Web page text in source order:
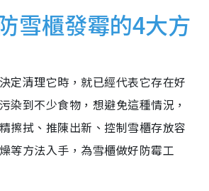
雪櫃發霉的4大方
定清理它時，就已經代表它存在好
染到不少食物，想避免這種情況，
擦拭、推陳出新、控制雪櫃存放容
等方法入手，為雪櫃做好防霉工